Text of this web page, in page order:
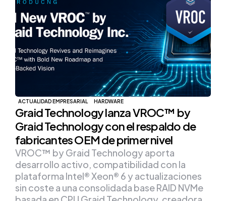
ACTUALIDAD EMPRESARIAL HARDWARE
Graid Technology lanza VROC™ by
Graid Technology con el respaldo de
fabricantes OEM de primer nivel
VROC™ by Graid Technology aporta
desarrollo activo, compatibilidad con la
plataforma Intel® Xeon® 6 y actualizaciones
sin coste a una consolidada base RAID NVMe